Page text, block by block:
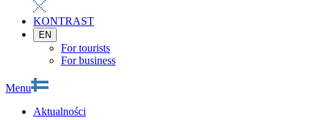
KONTRAST
EN
For tourists
For business
Menu
Aktualności